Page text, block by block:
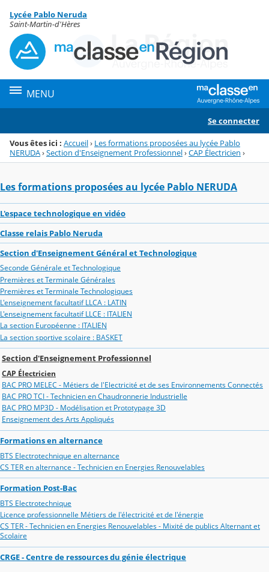
Menu de la rubrique
Contenu
Lycée Pablo Neruda
Saint-Martin-d'Hères
MENU
Se connecter
Vous êtes ici : Accueil› Les formations proposées au lycée Pablo
NERUDA›Section d'Enseignement Professionnel›CAP Électricien ›
Les formations proposées au lycée Pablo NERUDA
L'espace technologique en vidéo
Classe relais Pablo Neruda
Section d'Enseignement Général et Technologique
Seconde Générale et Technologique
Premières et Terminale Générales
Premières et Terminale Technologiques
L'enseignement facultatif LLCA : LATIN
L'enseignement facultatif LLCE : ITALIEN
La section Européenne : ITALIEN
La section sportive scolaire : BASKET
Section d'Enseignement Professionnel
CAP Électricien
BAC PRO MELEC - Métiers de l'Electricité et de ses Environnements Connectés
BAC PRO TCI - Technicien en Chaudronnerie Industrielle
BAC PRO MP3D - Modélisation et Prototypage 3D
Enseignement des Arts Appliqués
Formations en alternance
BTS Electrotechnique en alternance
CS TER en alternance - Technicien en Energies Renouvelables
Formation Post-Bac
BTS Electrotechnique
Licence professionnelle Métiers de l'électricité et de l'énergie
CS TER - Technicien en Energies Renouvelables - Mixité de publics Alternant et
Scolaire
CRGE - Centre de ressources du génie électrique